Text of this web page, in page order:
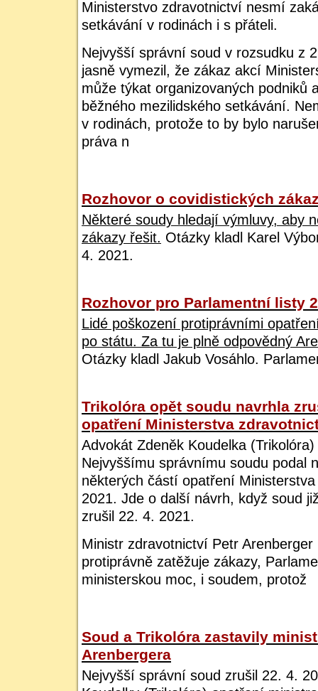
Ministerstvo zdravotnictví nesmí
setkávání v rodinách i s přáteli.
Nejvyšší správní soud v rozsudku z
jasně vymezil, že zákaz akcí
může týkat organizovaných podniků
běžného mezilidského setkávání.
v rodinách, protože to by bylo
práva n
Rozhovor o covidistických
Některé soudy hledají výmluvy, aby
zákazy řešit. Otázky kladl Karel
4. 2021.
Rozhovor pro Parlamentní listy
Lidé poškození protiprávními
po státu. Za tu je plně odpovědný
Otázky kladl Jakub Vosáhlo.
Trikolóra opět soudu navrhla
opatření Ministerstva
Advokát Zdeněk Koudelka
Nejvyššímu správnímu soudu podal
některých částí opatření
2021. Jde o další návrh, když soud
zrušil 22. 4. 2021.
Ministr zdravotnictví Petr
protiprávně zatěžuje zákazy,
ministerskou moc, i soudem, protož
Soud a Trikolóra zastavily
Arenbergera
Nejvyšší správní soud zrušil 22. 4.